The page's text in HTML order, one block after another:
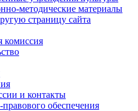
методические материалы
страницу сайта
комиссия
и контакты
обеспечения